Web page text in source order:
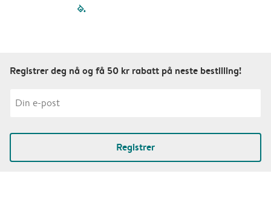
filled-pagination
Registrer deg nå og få 50 kr rabatt på neste bestilling!
Registrer